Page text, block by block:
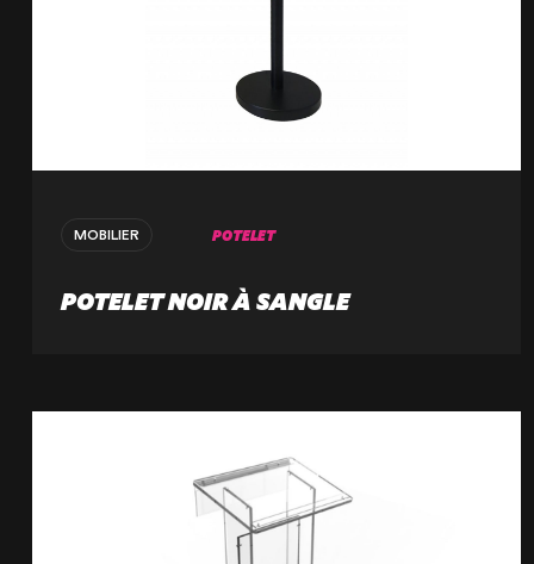
MOBILIER POTELET
POTELET NOIR À SANGLE